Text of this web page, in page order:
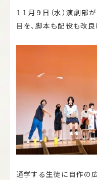
１１月９日（水）演劇部
目を、脚本も配役も改良
通学する生徒に自作の